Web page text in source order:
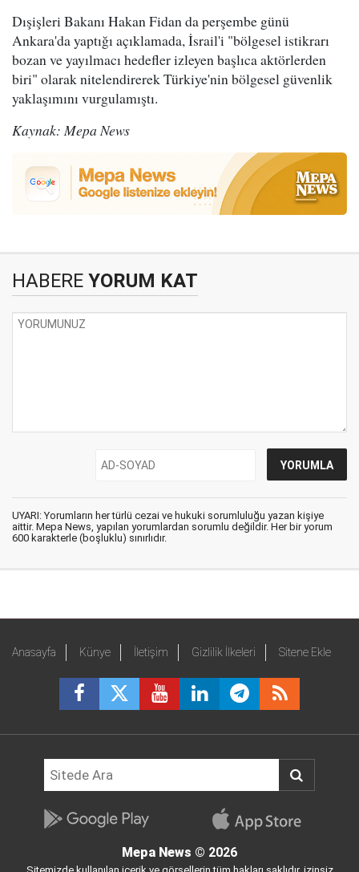
Dışişleri Bakanı Hakan Fidan da perşembe günü
Ankara'da yaptığı açıklamada, İsrail'i "bölgesel istikrarı
bozan ve yayılmacı hedefler izleyen başlıca aktörlerden
biri" olarak nitelendirerek Türkiye'nin bölgesel güvenlik
yaklaşımını vurgulamıştı.
Kaynak: Mepa News
HABERE YORUM KAT
UYARI: Yorumların her türlü cezai ve hukuki sorumluluğu yazan kişiye
aittir. Mepa News, yapılan yorumlardan sorumlu değildir. Her bir yorum
600 karakterle (boşluklu) sınırlıdır.
Anasayfa Künye İletişim Gizlilik İlkeleri Sitene Ekle
Mepa News © 2026